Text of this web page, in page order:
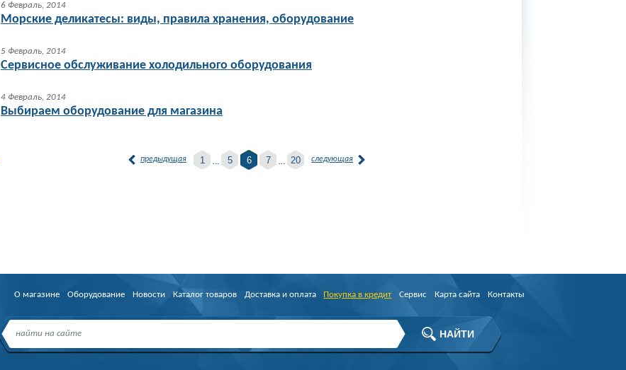
6 Февраль, 2014
Морские деликатесы: виды, правила хранения, оборудование
5 Февраль, 2014
Сервисное обслуживание холодильного оборудования
4 Февраль, 2014
Выбираем оборудование для магазина
предыдущая 1 … 5 6 7 … 20 следующая
О магазине Оборудование Новости Каталог товаров Доставка и оплата Покупка в кредит Сервис Карта сайта Контакты